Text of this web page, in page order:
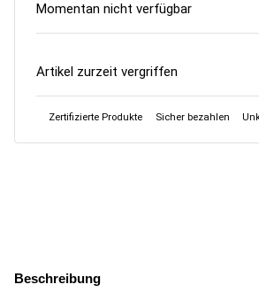
Momentan nicht verfügbar
Artikel zurzeit vergriffen
Zertifizierte Produkte Sicher bezahlen
Beschreibung